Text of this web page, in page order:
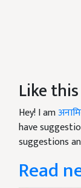
Like
Hey! I am
have
suggestions
Read